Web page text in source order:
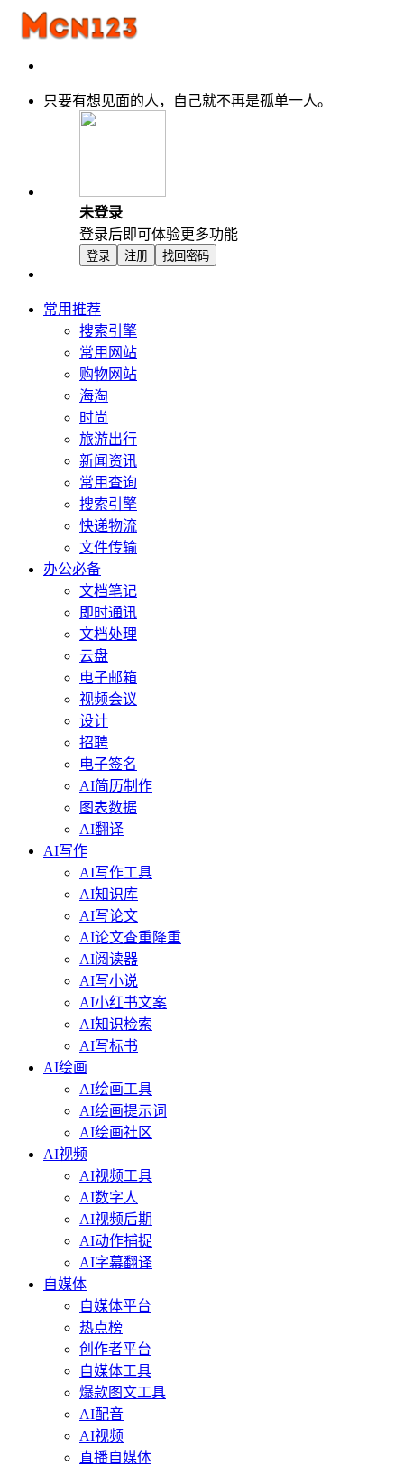
只要有想见面的人，自己就不再是孤单一人。
未登录
登录后即可体验更多功能
登录 注册 找回密码
常用推荐
搜索引擎
常用网站
购物网站
海淘
时尚
旅游出行
新闻资讯
常用查询
搜索引擎
快递物流
文件传输
办公必备
文档笔记
即时通讯
文档处理
云盘
电子邮箱
视频会议
设计
招聘
电子签名
AI简历制作
图表数据
AI翻译
AI写作
AI写作工具
AI知识库
AI写论文
AI论文查重降重
AI阅读器
AI写小说
AI小红书文案
AI知识检索
AI写标书
AI绘画
AI绘画工具
AI绘画提示词
AI绘画社区
AI视频
AI视频工具
AI数字人
AI视频后期
AI动作捕捉
AI字幕翻译
自媒体
自媒体平台
热点榜
创作者平台
自媒体工具
爆款图文工具
AI配音
AI视频
直播自媒体